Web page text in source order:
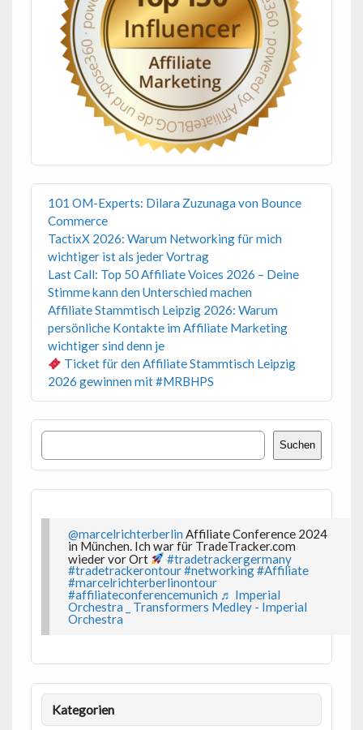
101 OM-Experts: Dilara Zuzunaga von Bounce
Commerce
TactixX 2026: Warum Networking für mich
wichtiger ist als jeder Vortrag
Last Call: Top 50 Affiliate Voices 2026 – Deine
Stimme kann den Unterschied machen
Affiliate Stammtisch Leipzig 2026: Warum
persönliche Kontakte im Affiliate Marketing
wichtiger sind denn je
Ticket für den Affiliate Stammtisch Leipzig
2026 gewinnen mit #MRBHPS
Suchen
Suchen
@marcelrichterberlin Affiliate Conference 2024
in München. Ich war für TradeTracker.com
wieder vor Ort
#tradetrackergermany
#tradetrackerontour#networking#Affiliate
#marcelrichterberlinontour
#affiliateconferencemunich ♬ Imperial
Orchestra _ Transformers Medley - Imperial
Orchestra
Kategorien